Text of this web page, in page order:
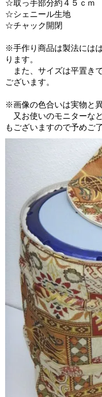
☆取っ手部分約４５ｃｍ
☆シェニール生地
☆チャック開閉
※手作り商品は製法には
ります。
また、サイズは平置き
ございます。
※画像の色合いは実物と
又お使いのモニターな
もございますので予めご